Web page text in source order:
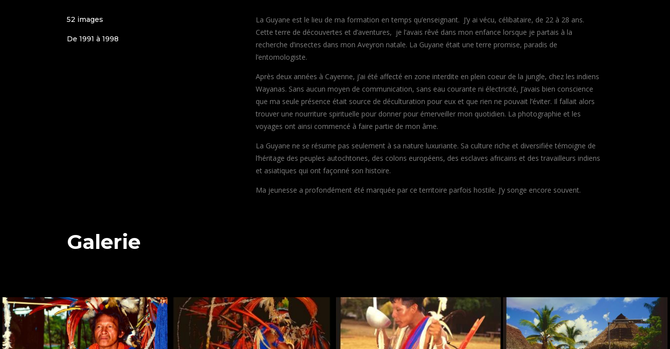
52 images
De 1991 à 1998
La Guyane est le lieu de ma formation en temps qu’enseignant. J’y ai vécu, célibataire, de 22 à 28 ans.
Cette terre de découvertes et d’aventures, je l’avais rêvé dans mon enfance lorsque je partais à la
recherche d’insectes dans mon Aveyron natale. La Guyane était une terre promise, paradis de
l’entomologiste.
Après deux années à Cayenne, j’ai été affecté en zone interdite en plein coeur de la jungle, chez les indiens
Wayanas. Sans aucun moyen de communication, sans eau courante ni électricité, J’avais bien conscience
que ma seule présence était source de déculturation pour eux et que rien ne pouvait l’éviter. Il fallait alors
trouver une nourriture spirituelle pour donner pour émerveiller mon quotidien. La photographie et les
voyages ont ainsi commencé à faire partie de mon âme.
La Guyane ne se résume pas seulement à sa nature luxuriante. Sa culture riche et diversifiée témoigne de
l’héritage des peuples autochtones, des colons européens, des esclaves africains et des travailleurs indiens
et asiatiques qui ont façonné son histoire.
Ma jeunesse a profondément été marquée par ce territoire parfois hostile. J’y songe encore souvent.
Galerie